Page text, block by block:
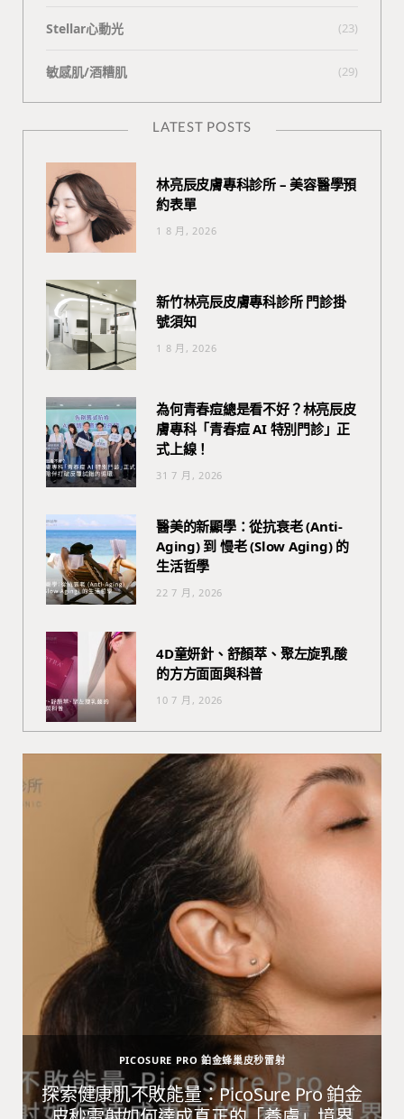
Stellar心動光 (23)
敏感肌/酒糟肌 (29)
LATEST POSTS
林亮辰皮膚專科診所 – 美容醫學預
約表單
1 8 月, 2026
新竹林亮辰皮膚專科診所 門診掛
號須知
1 8 月, 2026
為何青春痘總是看不好？林亮辰皮
膚專科「青春痘 AI 特別門診」正
式上線！
31 7 月, 2026
醫美的新顯學：從抗衰老 (Anti-
Aging) 到 慢老 (Slow Aging) 的
生活哲學
22 7 月, 2026
4D童妍針、舒顏萃、聚左旋乳酸
的方方面面與科普
10 7 月, 2026
PICOSURE PRO 鉑金蜂巢皮秒雷射
探索健康肌不敗能量：PicoSure Pro 鉑金